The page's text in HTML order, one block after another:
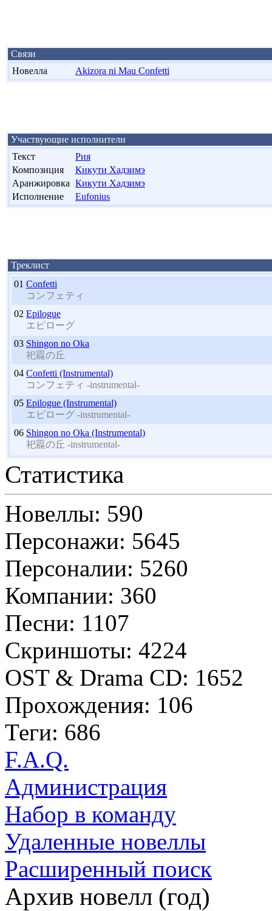
Связи
Новелла
Akizora ni Mau Confetti
Участвующие исполнители
Текст
Рия
Композиция
Кикути Хадзимэ
Аранжировка Кикути Хадзимэ
Исполнение
Eufonius
Треклист
01 Confetti
コンフェティ
02 Epilogue
エピローグ
03 Shingon no Oka
祀龗の丘
04 Confetti (Instrumental)
コンフェティ -instrumental-
05 Epilogue (Instrumental)
エピローグ -instrumental-
06 Shingon no Oka (Instrumental)
祀龗の丘 -instrumental-
Статистика
Новеллы: 590
Персонажи: 5645
Персоналии: 5260
Компании: 360
Песни: 1107
Скриншоты: 4224
OST & Drama CD: 1652
Прохождения: 106
Теги: 686
F.A.Q.
Администрация
Набор в команду
Удаленные новеллы
Расширенный поиск
Архив новелл (год)